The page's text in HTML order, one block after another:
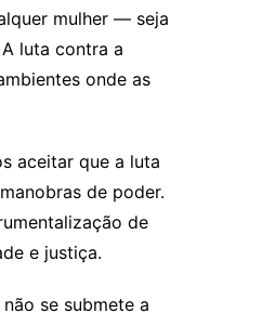
mulher — seja
luta contra a
onde as
aceitar que a luta
de poder.
de
e justiça.
se submete a